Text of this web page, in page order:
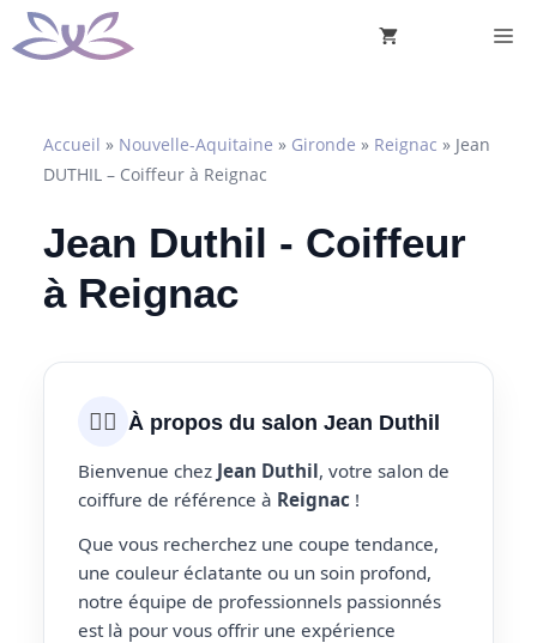
Aller
au
Accueil » Nouvelle-Aquitaine » Gironde » Reignac » Jean
DUTHIL – Coiffeur à Reignac
Jean Duthil - Coiffeur
à Reignac
💇‍♀️ À propos du salon Jean Duthil
Bienvenue chez Jean Duthil, votre salon de
coiffure de référence à Reignac !
Que vous recherchez une coupe tendance,
une couleur éclatante ou un soin profond,
notre équipe de professionnels passionnés
est là pour vous offrir une expérience